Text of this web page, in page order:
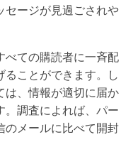
セージが見過ごされや
べての購読者に一斉配
ることができます。し
は、情報が適切に届か
。調査によれば、パー
のメールに比べて開封